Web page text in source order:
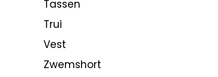
Tassen
Trui
Vest
Zwemshort